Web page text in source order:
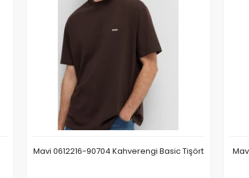
Mavi 0612216-90704 Kahverengi Basic Tişört